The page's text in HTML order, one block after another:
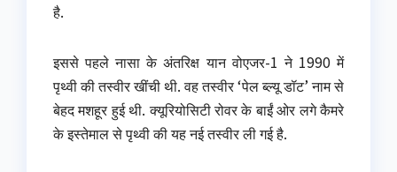
है.
इससे पहले नासा के अंतरिक्ष यान वोएजर-1 ने 1990 में
पृथ्वी की तस्वीर खींची थी. वह तस्वीर ‘पेल ब्ल्यू डॉट’ नाम से
बेहद मशहूर हुई थी. क्यूरियोसिटी रोवर के बाईं ओर लगे कैमरे
के इस्तेमाल से पृथ्वी की यह नई तस्वीर ली गई है.